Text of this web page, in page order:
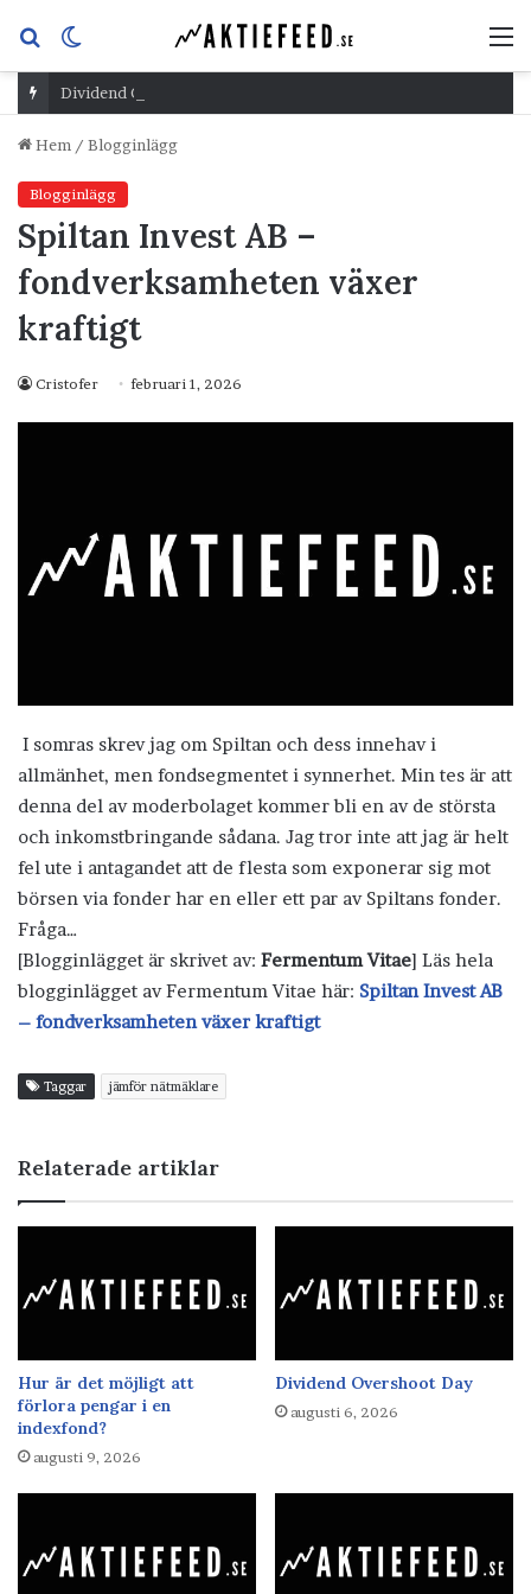
Sök
efterskin
Dividend Overshoot Day
Hem / Blogginlägg
Blogginlägg
Spiltan Invest AB –
fondverksamheten växer
kraftigt
Cristofer februari 1, 2026
I somras skrev jag om Spiltan och dess innehav i
allmänhet, men fondsegmentet i synnerhet. Min tes är att
denna del av moderbolaget kommer bli en av de största
och inkomstbringande sådana. Jag tror inte att jag är helt
fel ute i antagandet att de flesta som exponerar sig mot
börsen via fonder har en eller ett par av Spiltans fonder.
Fråga…
[Blogginlägget är skrivet av: Fermentum Vitae] Läs hela
blogginlägget av Fermentum Vitae här: Spiltan Invest AB
– fondverksamheten växer kraftigt
Taggar jämför nätmäklare
Relaterade artiklar
Hur är det möjligt att
förlora pengar i en
indexfond?
augusti 9, 2026
Dividend Overshoot Day
augusti 6, 2026